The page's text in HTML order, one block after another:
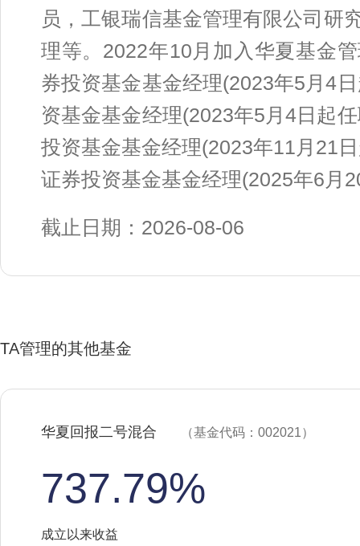
员，工银瑞信基金管理有限公司研
理等。2022年10月加入华夏基金
券投资基金基金经理(2023年5月4
资基金基金经理(2023年5月4日起
投资基金基金经理(2023年11月21
证券投资基金基金经理(2025年6月
截止日期：2026-08-06
TA管理的其他基金
华夏回报二号混合 （基金代码：002021）
737.79%
成立以来收益